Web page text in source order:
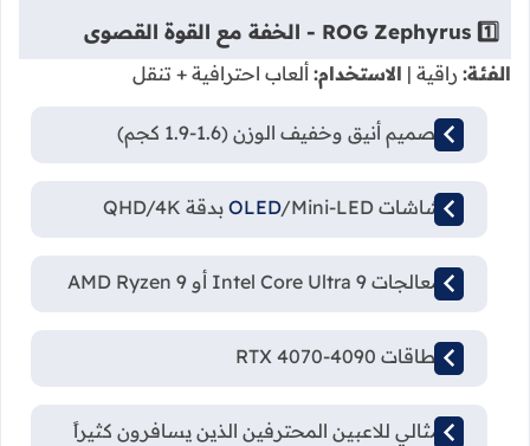
1️⃣ ROG Zephyrus - الخفة مع القوة القصوى
الفئة: راقية | الاستخدام: ألعاب احترافية + تنقل
✅ تصميم أنيق وخفيف الوزن (1.6-1.9 كجم)
✅ شاشات OLED/Mini-LED بدقة QHD/4K
✅ معالجات Intel Core Ultra 9 أو AMD Ryzen 9
✅ بطاقات RTX 4070-4090
✅ مثالي للاعبين المحترفين الذين يسافرون كثيراً